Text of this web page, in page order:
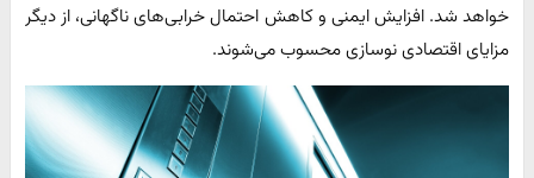
خواهد شد. افزایش ایمنی و کاهش احتمال خرابی‌های ناگهانی، از دیگر
مزایای اقتصادی نوسازی محسوب می‌شوند.